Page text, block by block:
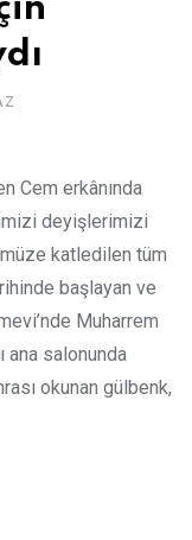
Cem erkânında
deyişlerimizi
katledilen tüm
başlayan ve
Muharrem
ana salonunda
okunan gülbenk,